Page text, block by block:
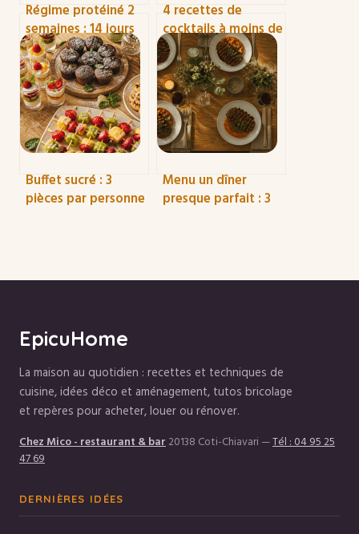
Régime protéiné 2
semaines : 14 jours
de menus pour
perdre du poids
sans sacrifier vos
muscles
4 recettes de
cocktails à moins de
2 euros : le guide
pour recevoir sans
se ruiner
Buffet sucré : 3
pièces par personne
Menu un dîner
presque parfait : 3
EpicuHome
La maison au quotidien : recettes et techniques de
cuisine, idées déco et aménagement, tutos bricolage
et repères pour acheter, louer ou rénover.
Chez Mico - restaurant & bar20138 Coti-Chiavari—Tél : 04 95 25
47 69
DERNIÈRES IDÉES